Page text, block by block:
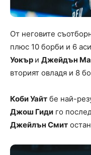
От неговите
плюс 10 борби и 6
Уокър и Джейдън
вторият овладя и 8
Коби Уайт бе най-
Джош Гиди го
Джейлън Смит